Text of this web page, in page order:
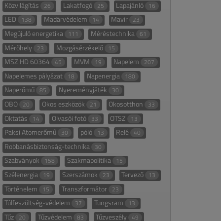
Közvilágítás 26 Lakatfogó 25 Lapajánló 16
LED 138 Madárvédelem 14 Mavir 23
Megújuló energetika 111 Méréstechnika 61
Mérőhely 23 Mozgásérzékelő 15
MSZ HD 60364 45 MVM 19 Napelem 207
Napelemes pályázat 18 Napenergia 180
Naperőmű 85 Nyereményjáték 30
OBO 20 Okos eszközök 21 Okosotthon 33
Oktatás 14 Olvasói fotó 33 OTSZ 13
Paksi Atomerőmű 30 póló 13 Relé 40
Robbanásbiztonság-technika 30
Szabványok 158 Szakmapolitika 15
Szélenergia 19 Szerszámok 23 Tervező 13
Történelem 15 Transzformátor 23
Túlfeszültség-védelem 37 Tungsram 13
Tűz 20 Tűzvédelem 83 Tűzveszély 49